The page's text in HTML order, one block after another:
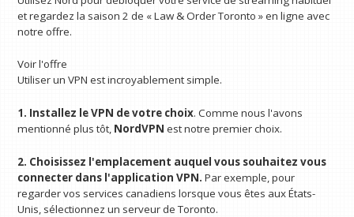
et regardez la saison 2 de « Law & Order Toronto » en ligne avec
notre offre.
Voir l'offre
Utiliser un VPN est incroyablement simple.
1. Installez le VPN de votre choix. Comme nous l'avons
mentionné plus tôt, NordVPN est notre premier choix.
2. Choisissez l'emplacement auquel vous souhaitez vous
connecter dans l'application VPN.Par exemple, pour
regarder vos services canadiens lorsque vous êtes aux États-
Unis, sélectionnez un serveur de Toronto.